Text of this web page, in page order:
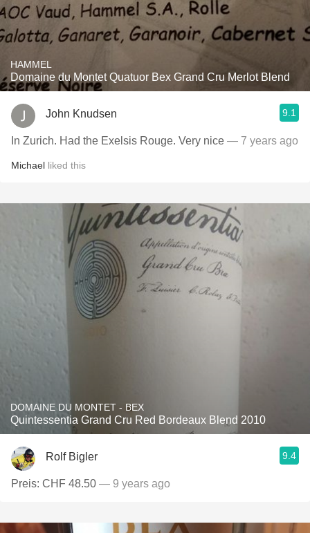
HAMMEL
Domaine du Montet Quatuor Bex Grand Cru Merlot Blend
John Knudsen 9.1
In Zurich. Had the Exelsis Rouge. Very nice — 7 years ago
Michael liked this
DOMAINE DU MONTET - BEX
Quintessentia Grand Cru Red Bordeaux Blend 2010
Rolf Bigler 9.4
Preis: CHF 48.50 — 9 years ago